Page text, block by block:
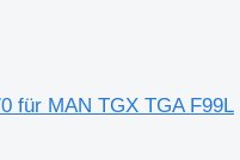
für MAN TGX TGA F99L